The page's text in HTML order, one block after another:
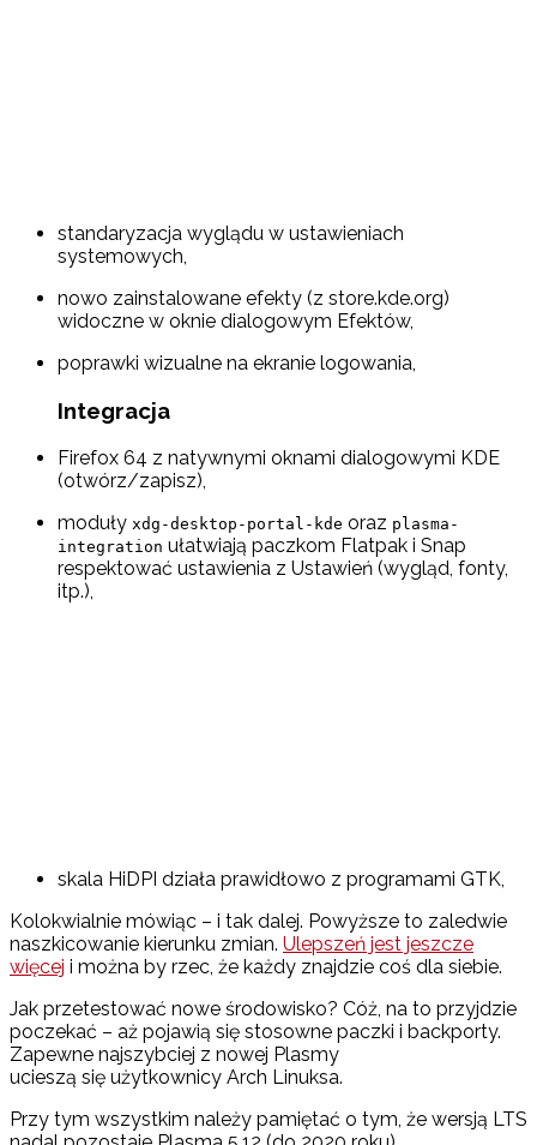
standaryzacja wyglądu w ustawieniach
systemowych,
nowo zainstalowane efekty (z store.kde.org)
widoczne w oknie dialogowym Efektów,
poprawki wizualne na ekranie logowania,
Integracja
Firefox 64 z natywnymi oknami dialogowymi KDE
(otwórz/zapisz),
moduły xdg-desktop-portal-kde oraz plasma-
integration ułatwiają paczkom Flatpak i Snap
respektować ustawienia z Ustawień (wygląd, fonty,
itp.),
skala HiDPI działa prawidłowo z programami GTK,
Kolokwialnie mówiąc – i tak dalej. Powyższe to zaledwie
naszkicowanie kierunku zmian. Ulepszeń jest jeszcze
więcej i można by rzec, że każdy znajdzie coś dla siebie.
Jak przetestować nowe środowisko? Cóż, na to przyjdzie
poczekać – aż pojawią się stosowne paczki i backporty.
Zapewne najszybciej z nowej Plasmy
ucieszą się użytkownicy Arch Linuksa.
Przy tym wszystkim należy pamiętać o tym, że wersją LTS